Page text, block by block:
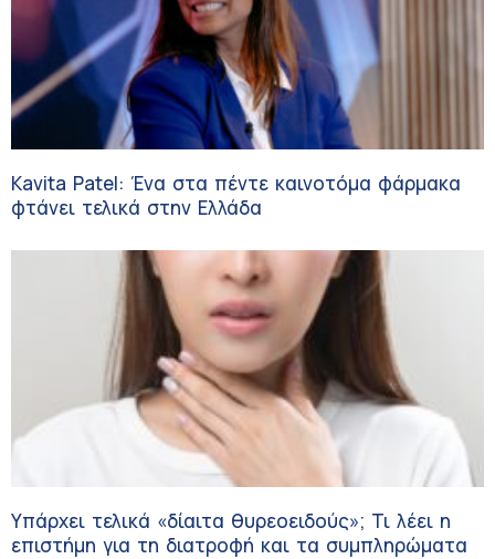
Kavita Patel: Ένα στα πέντε καινοτόμα φάρμακα
φτάνει τελικά στην Ελλάδα
Υπάρχει τελικά «δίαιτα θυρεοειδούς»; Τι λέει η
επιστήμη για τη διατροφή και τα συμπληρώματα